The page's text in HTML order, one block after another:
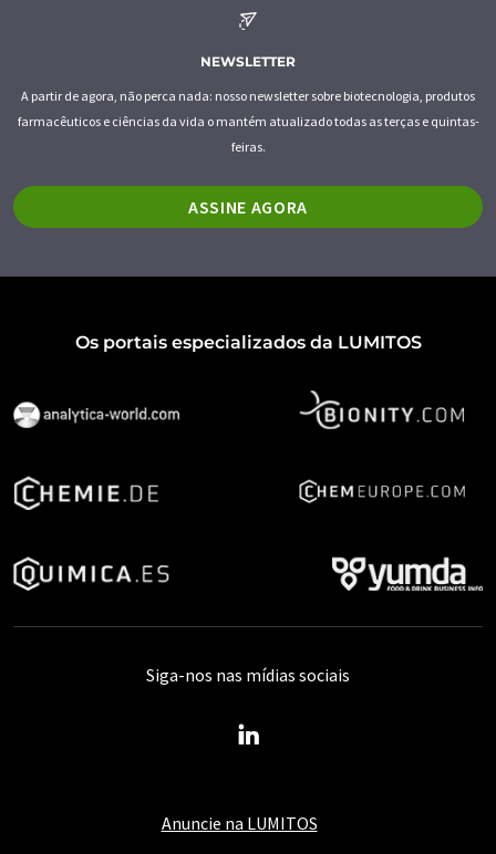
NEWSLETTER
A partir de agora, não perca nada: nosso newsletter sobre biotecnologia, produtos
farmacêuticos e ciências da vida o mantém atualizado todas as terças e quintas-
feiras.
ASSINE AGORA
Os portais especializados da LUMITOS
Anuncie na LUMITOS
Siga-nos nas mídias sociais